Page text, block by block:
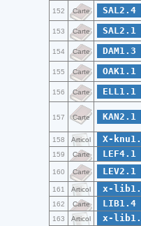
152 Carte SAL2.4
153 Carte SAL2.1
154 Carte DAM1.3
155 Carte OAK1.1
156 Carte ELL1.1
157 Carte KAN2.1
158 Articol X-
159 Carte LEF4.1
160 Carte LEV2.1
161 Articol x-
162 Carte LIB1.4
163 Articol x-